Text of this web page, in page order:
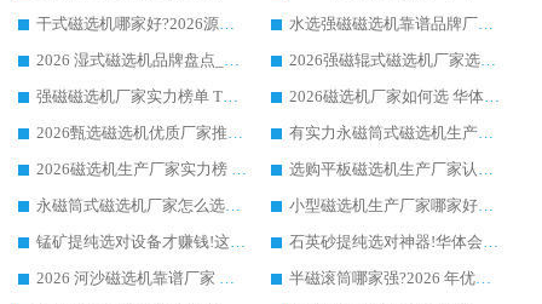
干式磁选机哪家好?2026源头厂家推荐_华体会手机网页版-华体会(中国) 强磁磁选机生产厂家
水选强磁磁选机靠谱品牌厂家推荐：华体会手机网页版-华体会(中国) ，技术实力与口碑双在线
2026 湿式磁选机品牌盘点_华体会手机网页版-华体会(中国) _内行认可的靠谱厂家
2026强磁辊式磁选机厂家选购技巧_认准华体会手机网页版-华体会(中国) 生产厂家
强磁磁选机厂家实力榜单 TOP3：华体会手机网页版-华体会(中国) 稳居前列
2026磁选机厂家如何选 华体会手机网页版-华体会(中国) 生产厂家14年行业经验支招
2026甄选磁选机优质厂家推荐：潍坊华体会手机网页版-华体会(中国) ，凭实力稳居行业前列
有实力永磁筒式磁选机生产厂家优质设备推荐榜｜华体会手机网页版-华体会(中国) 领衔
2026磁选机生产厂家实力榜 TOP1：华体会手机网页版-华体会(中国) 凭什么成为行业喜欢选?
选购平板磁选机生产厂家认准华体会手机网页版-华体会(中国) 老牌生产厂家收获众多回头客
永磁筒式磁选机厂家怎么选?14 年老厂华体会手机网页版-华体会(中国) 凭实力出圈，这 5 大优势太圈粉
小型磁选机生产厂家哪家好?2026 年实测推荐，华体会手机网页版-华体会(中国) 十年口碑厂值得闭眼入
锰矿提纯选对设备才赚钱!这家临朐厂家的强磁辊磁选机凭啥成行业标杆?
石英砂提纯选对神器!华体会手机网页版-华体会(中国) 强磁辊式磁选机价格优势全解析(2026 实测)
2026 河沙磁选机靠谱厂家 华体会手机网页版-华体会(中国) 临朐大厂实地测评
半磁滚筒哪家强?2026 年优质厂家推荐，华体会手机网页版-华体会(中国) 为什么能领跑行业